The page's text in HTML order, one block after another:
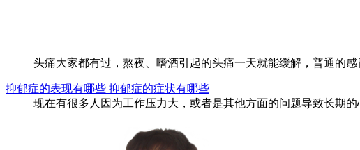
头痛大家都有过，熬夜、嗜酒引起的头痛一天就能缓解，普通的
抑郁症的表现有哪些 抑郁症的症状有哪些
现在有很多人因为工作压力大，或者是其他方面的问题导致长期